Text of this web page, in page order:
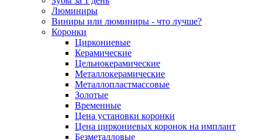
Люминиры
Виниры или люминиры - что лучше?
Коронки
Циркониевые
Керамические
Цельнокерамические
Металлокерамические
Металлопластмассовые
Золотые
Временные
Цена установки коронки
Цена циркониевых коронок на имплант
Безметалловые